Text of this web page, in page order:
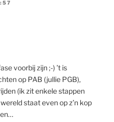
voorbij zijn ;-) ’t is
op PAB (jullie PGB),
(ik zit enkele stappen
staat even op z’n kop